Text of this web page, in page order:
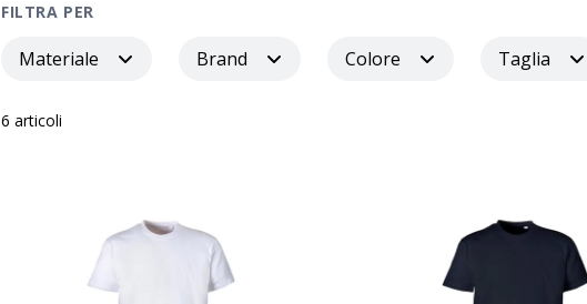
FILTRA PER
Materiale Brand Colore Taglia
6 articoli